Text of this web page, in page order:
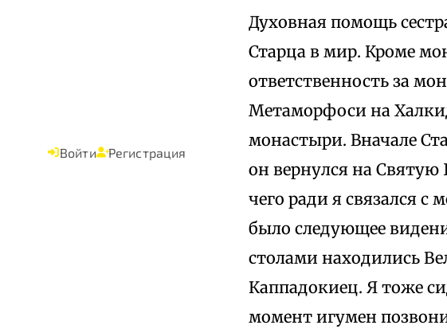
Войти Регистрация
Духовная помощь
Старца в мир. Кроме
ответственность за
Метаморфоси на
монастыри. Вначале
он вернулся на Святую
чего ради я связался
было следующее
столами находились
Каппадокиец. Я тоже
момент игумен